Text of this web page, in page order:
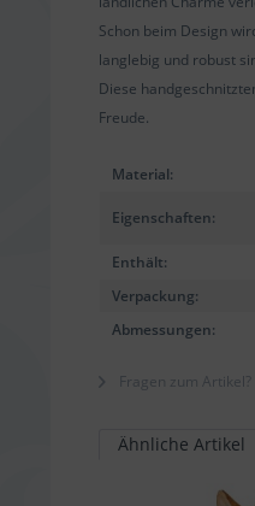
Schon beim Design
langlebig und robust
Diese
Freude.
Material:
Eigenschaften:
Enthält:
Verpackung:
Abmessungen:
Fragen zum Artikel?
Ähnliche Artikel